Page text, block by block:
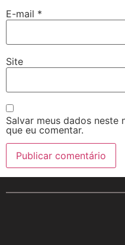
E-mail *
Site
Salvar meus dados neste
que eu comentar.